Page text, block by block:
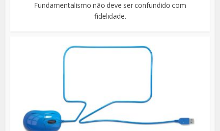
Fundamentalismo não deve ser confundido com
fidelidade.